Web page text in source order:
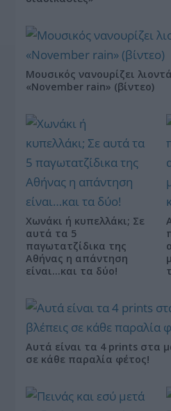
Μουσικός νανουρίζει
«November rain» (βίντεο)
Χωνάκι ή κυπελλάκι; Σε
αυτά τα 5
παγωτατζίδικα της
Αθήνας η απάντηση
είναι…και τα δύο!
Αυτά είναι τα 4 prints στα
σε κάθε παραλία φέτος!